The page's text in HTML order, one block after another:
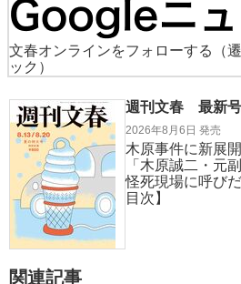
文春オンラインをフォローする
（
ック）
週刊文春 最新号
2026年8月6日 発売
木原事件に新展
「木原誠二・元
怪死現場に呼び
目次】
関連記事